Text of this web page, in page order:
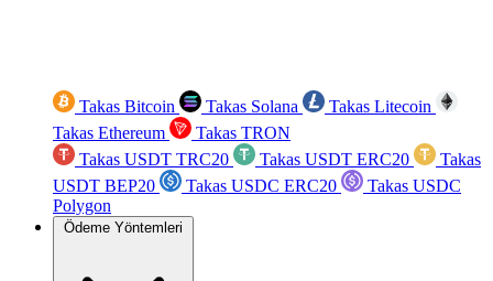
Takas Bitcoin Takas Solana
Takas Litecoin
Takas Ethereum
Takas TRON
Takas USDT TRC20
Takas USDT ERC20
Takas
USDT BEP20
Takas USDC ERC20
Takas USDC
Polygon
Ödeme Yöntemleri